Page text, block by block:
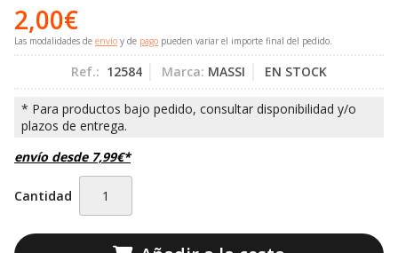
2,00€
Las modalidades de envío y de pago pueden variar el importe final del pedido.
Ref.: 12584 Marca: MASSI EN STOCK
envío desde 7,99€*
Cantidad